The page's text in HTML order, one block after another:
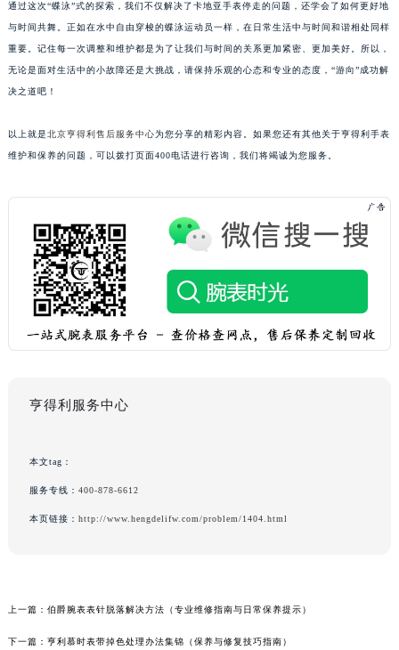
通过这次“蝶泳”式的探索，我们不仅解决了卡地亚手表停走的问题，还学会了如何更好地
与时间共舞。正如在水中自由穿梭的蝶泳运动员一样，在日常生活中与时间和谐相处同样
重要。记住每一次调整和维护都是为了让我们与时间的关系更加紧密、更加美好。所以，
无论是面对生活中的小故障还是大挑战，请保持乐观的心态和专业的态度，“游向”成功解
决之道吧！
以上就是北京亨得利售后服务中心为您分享的精彩内容。如果您还有其他关于亨得利手表
维护和保养的问题，可以拨打页面400电话进行咨询，我们将竭诚为您服务。
亨得利服务中心
本文tag：
服务专线： 400-878-6612
本页链接： http://www.hengdelifw.com/problem/1404.html
上一篇： 伯爵腕表表针脱落解决方法（专业维修指南与日常保养提示）
下一篇： 亨利慕时表带掉色处理办法集锦（保养与修复技巧指南）